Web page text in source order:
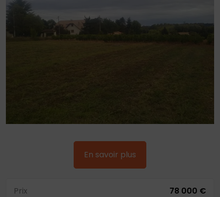
En savoir plus
Prix
78 000 €